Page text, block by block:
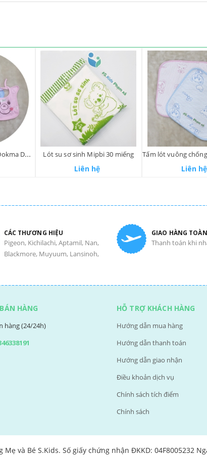
Yếm buộc dây sơ sinh Dokma DS 183 Lót su sơ sinh Mipbi 30 miếng
Liên hệ Liên hệ
CÁC THƯƠNG HIỆU
Pigeon, Kichilachi, Aptamil, Nan,
Blackmore, Muyuum, Lansinoh,
GIAO HÀNG
Thanh toán khi
HÀNG
hàng (24/24h)
HỖ TRỢ KHÁCH HÀNG
Hướng dẫn mua hàng
Hướng dẫn thanh toán
Hướng dẫn giao nhận
Điều khoản dịch vụ
Chính sách tích điểm
Chính sách
Mẹ và Bé S.Kids. Số giấy chứng nhận ĐKKD: 04F8005232